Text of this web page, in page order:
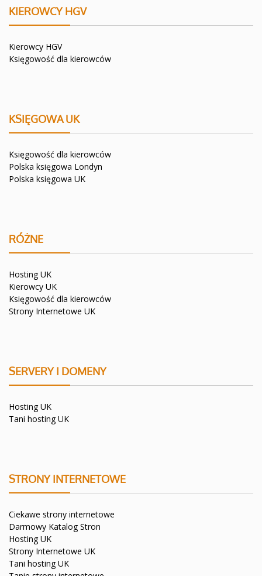
KIEROWCY HGV
Kierowcy HGV
Księgowość dla kierowców
KSIĘGOWA UK
Księgowość dla kierowców
Polska księgowa Londyn
Polska księgowa UK
RÓŻNE
Hosting UK
Kierowcy UK
Księgowość dla kierowców
Strony Internetowe UK
SERVERY I DOMENY
Hosting UK
Tani hosting UK
STRONY INTERNETOWE
Ciekawe strony internetowe
Darmowy Katalog Stron
Hosting UK
Strony Internetowe UK
Tani hosting UK